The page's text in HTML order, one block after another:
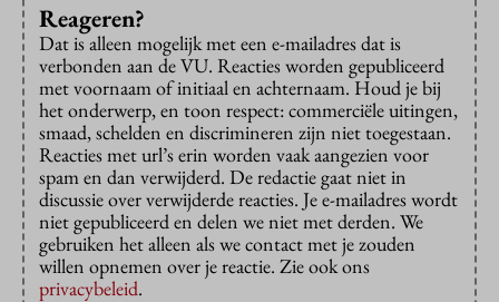
Reageren?
Dat is alleen mogelijk met een e-mailadres dat is
verbonden aan de VU. Reacties worden gepubliceerd
met voornaam of initiaal en achternaam. Houd je bij
het onderwerp, en toon respect: commerciële uitingen,
smaad, schelden en discrimineren zijn niet toegestaan.
Reacties met url’s erin worden vaak aangezien voor
spam en dan verwijderd. De redactie gaat niet in
discussie over verwijderde reacties. Je e-mailadres wordt
niet gepubliceerd en delen we niet met derden. We
gebruiken het alleen als we contact met je zouden
willen opnemen over je reactie. Zie ook ons
privacybeleid.